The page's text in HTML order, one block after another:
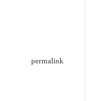
permalink